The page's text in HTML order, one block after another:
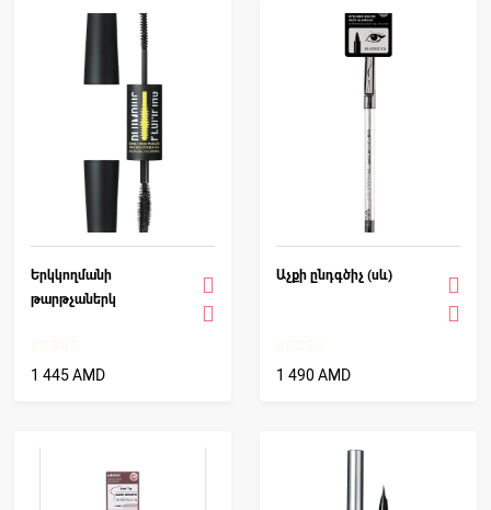
Երկկողմանի
թարթչաներկ
1 445 AMD
Աչքի ընդգծիչ (սև)
1 490 AMD